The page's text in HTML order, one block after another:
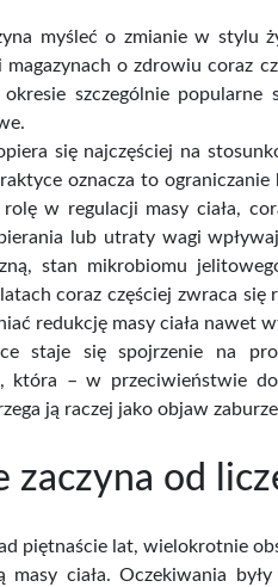
na...
Cena
400,00 zł
Propolis
Cena
myśleć o zmianie w stylu
o zdrowiu coraz
szczególnie popularne
się najczęściej na
oznacza to
w regulacji masy ciała,
lub utraty wagi
stan mikrobiomu
coraz częściej zwraca się
redukcję masy ciała nawet
staje się spojrzenie na
która – w przeciwieństwie
ją raczej jako objaw
zaczyna od
piętnaście lat, wielokrotnie
masy ciała. Oczekiwania